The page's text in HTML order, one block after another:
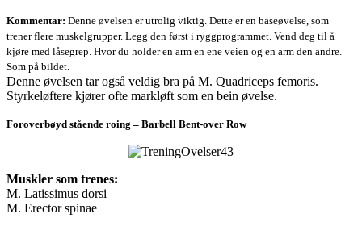
Kommentar: Denne øvelsen er utrolig viktig. Dette er en baseøvelse, som
trener flere muskelgrupper. Legg den først i ryggprogrammet. Vend deg til å
kjøre med låsegrep. Hvor du holder en arm en ene veien og en arm den andre.
Som på bildet.
Denne øvelsen tar også veldig bra på M. Quadriceps femoris.
Styrkeløftere kjører ofte markløft som en bein øvelse.
Foroverbøyd stående roing – Barbell Bent-over Row
Muskler som trenes:
M. Latissimus dorsi
M. Erector spinae